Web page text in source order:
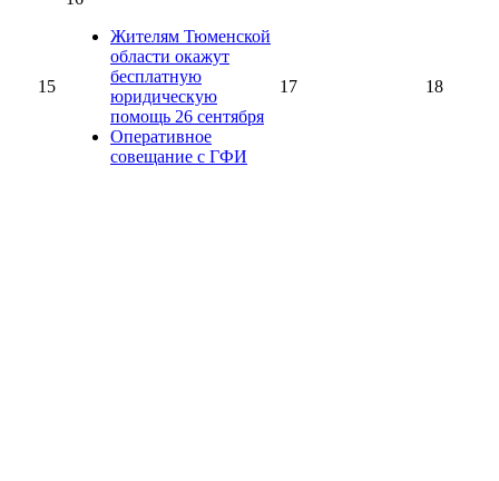
15
Жителям Тюменской
области окажут
бесплатную
юридическую
помощь 26 сентября
Оперативное
совещание с ГФИ
17 18